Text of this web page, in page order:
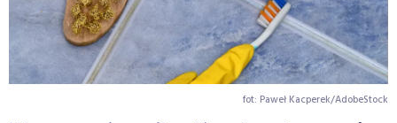
fot: Paweł Kacperek/AdobeStock